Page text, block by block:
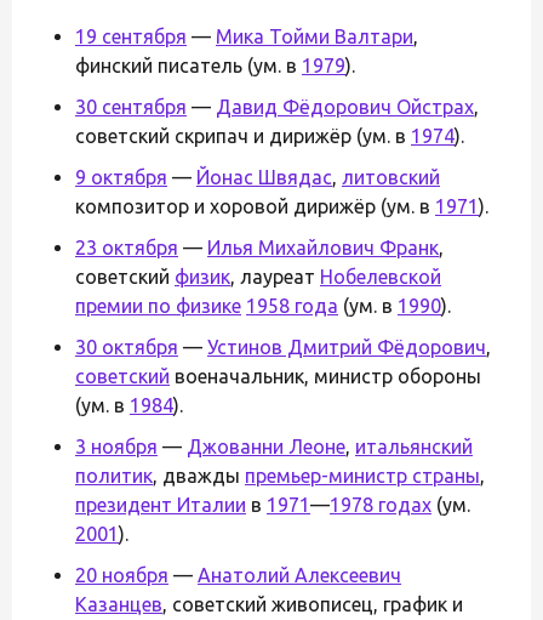
19 сентября — Мика Тойми Валтари,
финский писатель (ум. в 1979).
30 сентября — Давид Фёдорович Ойстрах,
советский скрипач и дирижёр (ум. в 1974).
9 октября — Йонас Швядас, литовский
композитор и хоровой дирижёр (ум. в 1971).
23 октября — Илья Михайлович Франк,
советский физик, лауреат Нобелевской
премии по физике 1958 года (ум. в 1990).
30 октября — Устинов Дмитрий Фёдорович,
советский военачальник, министр обороны
(ум. в 1984).
3 ноября — Джованни Леоне, итальянский
политик, дважды премьер-министр страны,
президент Италии в 1971—1978 годах (ум.
2001).
20 ноября — Анатолий Алексеевич
Казанцев, советский живописец, график и